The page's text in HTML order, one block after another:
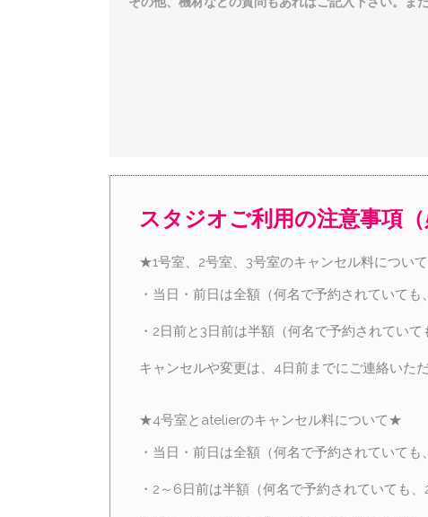
スタジオご利用の注意事項
★1号室、2号室、3号室のキャンセル料につい
・当日・前日は全額（何名で予約されていても
・2日前と3日前は半額（何名で予約されていて
キャンセルや変更は、4日前までにご連絡いた
★4号室とatelierのキャンセル料について★
・当日・前日は全額（何名で予約されていても
・2～6日前は半額（何名で予約されていても、